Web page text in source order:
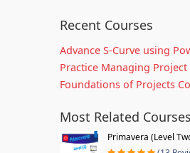
Recent Courses
Advance S-Curve using
Practice Managing Project
Foundations of Projects
Most Related Courses
Primavera (Level